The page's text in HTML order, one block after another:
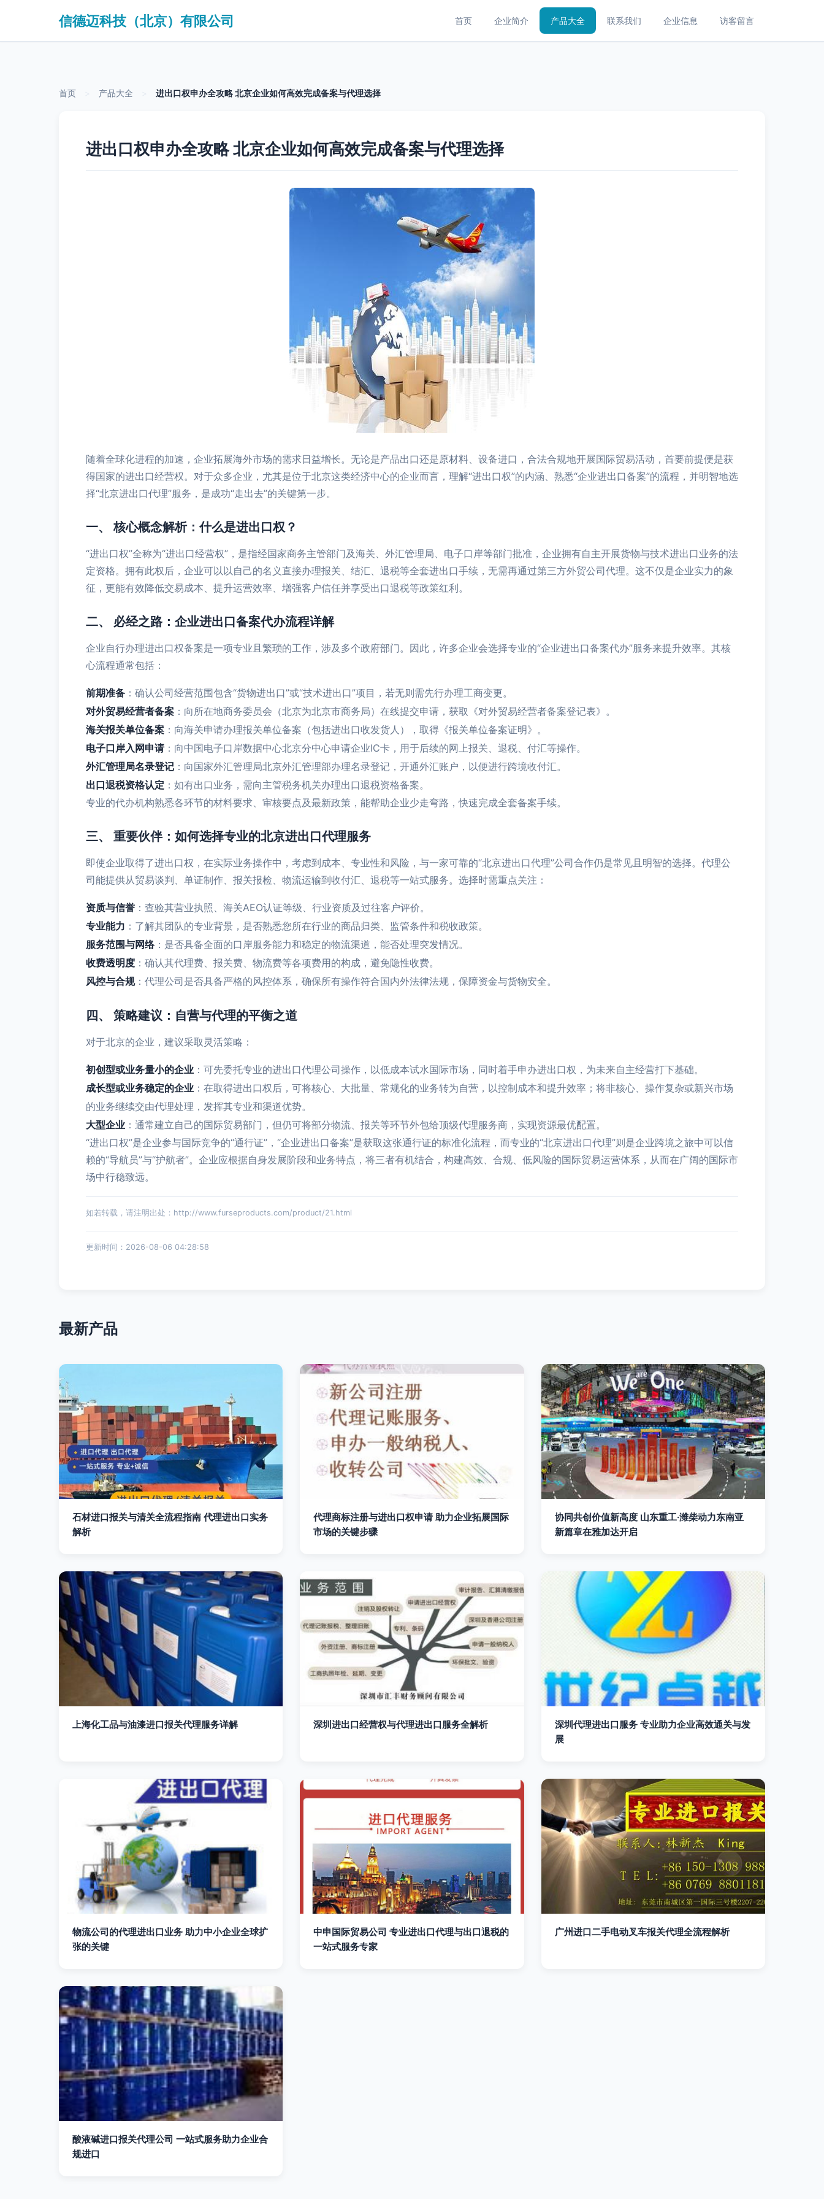
信德迈科技（北京）有限公司 首页 企业简介 产品大全 联系我们 企业信息 访客留言
首页 产品大全 进出口权申办全攻略 北京企业如何高效完成备案与代理选择
进出口权申办全攻略 北京企业如何高效完成备案与代理选择
随着全球化进程的加速，企业拓展海外市场的需求日益增长。无论是产品出口还是原材料、设备进口，合法合规地开展国际贸易活动，首要前提便是获
得国家的进出口经营权。对于众多企业，尤其是位于北京这类经济中心的企业而言，理解“进出口权”的内涵、熟悉“企业进出口备案”的流程，并明智地选
择“北京进出口代理”服务，是成功“走出去”的关键第一步。
一、 核心概念解析：什么是进出口权？
“进出口权”全称为“进出口经营权”，是指经国家商务主管部门及海关、外汇管理局、电子口岸等部门批准，企业拥有自主开展货物与技术进出口业务的法
定资格。拥有此权后，企业可以以自己的名义直接办理报关、结汇、退税等全套进出口手续，无需再通过第三方外贸公司代理。这不仅是企业实力的象
征，更能有效降低交易成本、提升运营效率、增强客户信任并享受出口退税等政策红利。
二、 必经之路：企业进出口备案代办流程详解
企业自行办理进出口权备案是一项专业且繁琐的工作，涉及多个政府部门。因此，许多企业会选择专业的“企业进出口备案代办”服务来提升效率。其核
心流程通常包括：
前期准备 ：确认公司经营范围包含“货物进出口”或“技术进出口”项目，若无则需先行办理工商变更。
对外贸易经营者备案 ：向所在地商务委员会（北京为北京市商务局）在线提交申请，获取《对外贸易经营者备案登记表》。
海关报关单位备案 ：向海关申请办理报关单位备案（包括进出口收发货人），取得《报关单位备案证明》。
电子口岸入网申请：向中国电子口岸数据中心北京分中心申请企业IC卡，用于后续的网上报关、退税、付汇等操作。
外汇管理局名录登记 ：向国家外汇管理局北京外汇管理部办理名录登记，开通外汇账户，以便进行跨境收付汇。
出口退税资格认定 ：如有出口业务，需向主管税务机关办理出口退税资格备案。
专业的代办机构熟悉各环节的材料要求、审核要点及最新政策，能帮助企业少走弯路，快速完成全套备案手续。
三、 重要伙伴：如何选择专业的北京进出口代理服务
即使企业取得了进出口权，在实际业务操作中，考虑到成本、专业性和风险，与一家可靠的“北京进出口代理”公司合作仍是常见且明智的选择。代理公
司能提供从贸易谈判、单证制作、报关报检、物流运输到收付汇、退税等一站式服务。选择时需重点关注：
资质与信誉 ：查验其营业执照、海关AEO认证等级、行业资质及过往客户评价。
专业能力 ：了解其团队的专业背景，是否熟悉您所在行业的商品归类、监管条件和税收政策。
服务范围与网络：是否具备全面的口岸服务能力和稳定的物流渠道，能否处理突发情况。
收费透明度 ：确认其代理费、报关费、物流费等各项费用的构成，避免隐性收费。
风控与合规：代理公司是否具备严格的风控体系，确保所有操作符合国内外法律法规，保障资金与货物安全。
四、 策略建议：自营与代理的平衡之道
对于北京的企业，建议采取灵活策略：
初创型或业务量小的企业 ：可先委托专业的进出口代理公司操作，以低成本试水国际市场，同时着手申办进出口权，为未来自主经营打下基础。
成长型或业务稳定的企业 ：在取得进出口权后，可将核心、大批量、常规化的业务转为自营，以控制成本和提升效率；将非核心、操作复杂或新兴市场
的业务继续交由代理处理，发挥其专业和渠道优势。
大型企业 ：通常建立自己的国际贸易部门，但仍可将部分物流、报关等环节外包给顶级代理服务商，实现资源最优配置。
“进出口权”是企业参与国际竞争的“通行证”，“企业进出口备案”是获取这张通行证的标准化流程，而专业的“北京进出口代理”则是企业跨境之旅中可以信
赖的“导航员”与“护航者”。企业应根据自身发展阶段和业务特点，将三者有机结合，构建高效、合规、低风险的国际贸易运营体系，从而在广阔的国际市
场中行稳致远。
如若转载，请注明出处：http://www.furseproducts.com/product/21.html
更新时间：2026-08-06 04:28:58
最新产品
石材进口报关与清关全流程指南 代理进出口实务
解析
代理商标注册与进出口权申请 助力企业拓展国际
市场的关键步骤
协同共创价值新高度 山东重工·潍柴动力东南亚
新篇章在雅加达开启
上海化工品与油漆进口报关代理服务详解 深圳进出口经营权与代理进出口服务全解析
深圳代理进出口服务 专业助力企业高效通关与发
展
物流公司的代理进出口业务 助力中小企业全球扩
张的关键
中申国际贸易公司 专业进出口代理与出口退税的
一站式服务专家
广州进口二手电动叉车报关代理全流程解析
酸液碱进口报关代理公司 一站式服务助力企业合
规进口